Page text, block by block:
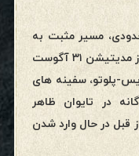
مسیر مثبت به
سوی رخداد را تثبیت کنند.چند روز قبل از مدیتیشن ۳۱ آگوست
پلوتو، سفینه های
در تایوان ظاهر
قبل در حال وارد شدن